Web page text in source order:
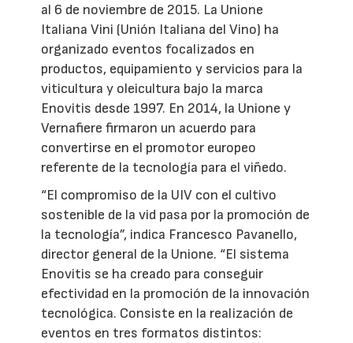
al 6 de noviembre de 2015. La Unione
Italiana Vini (Unión Italiana del Vino) ha
organizado eventos focalizados en
productos, equipamiento y servicios para la
viticultura y oleicultura bajo la marca
Enovitis desde 1997. En 2014, la Unione y
Vernafiere firmaron un acuerdo para
convertirse en el promotor europeo
referente de la tecnología para el viñedo.
“El compromiso de la UIV con el cultivo
sostenible de la vid pasa por la promoción de
la tecnología”, indica Francesco Pavanello,
director general de la Unione. “El sistema
Enovitis se ha creado para conseguir
efectividad en la promoción de la innovación
tecnológica. Consiste en la realización de
eventos en tres formatos distintos: